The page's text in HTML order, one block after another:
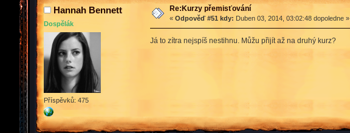
Hannah Bennett
Dospělák
Příspěvků: 475
Re:Kurzy přemisťování
« Odpověď #51 kdy: Duben 03, 2014, 03:02:48 dopoledne »
Já to zítra nejspíš nestihnu. Můžu přijít až na druhý kurz?